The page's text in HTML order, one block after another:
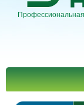
Главное